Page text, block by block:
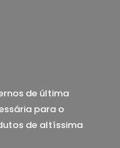
de última
para o
de altíssima